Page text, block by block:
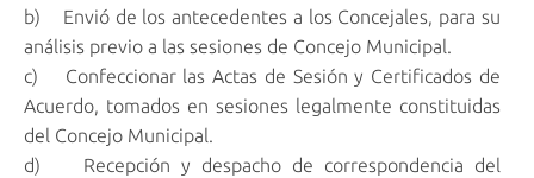
b) Envió de los antecedentes a los Concejales, para su
análisis previo a las sesiones de Concejo Municipal.
c) Confeccionar las Actas de Sesión y Certificados de
Acuerdo, tomados en sesiones legalmente constituidas
del Concejo Municipal.
d) Recepción y despacho de correspondencia del